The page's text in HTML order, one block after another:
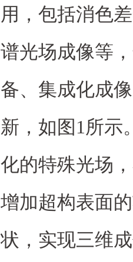
用，包括消色
谱光场成像等
备、集成化成
新，如图 1 所示
化的特殊光场
增加超构表面
状，实现三维